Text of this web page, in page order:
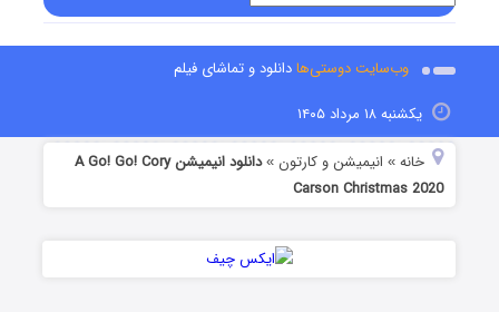
وب‌سایت دوستی‌هادانلود و تماشای فیلم
یکشنبه ۱۸ مرداد ۱۴۰۵
خانه » انیمیشن و کارتون »
دانلود انیمیشن A Go! Go! Cory
Carson Christmas 2020